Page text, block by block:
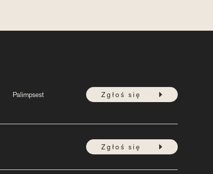
Palimpsest
Zgłoś się
Zgłoś się